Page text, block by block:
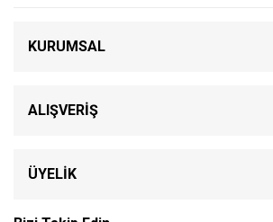
KURUMSAL
ALIŞVERİŞ
ÜYELİK